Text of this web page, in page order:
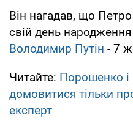
Він нагадав, що
свій день
Володимир Путін - 7
Читайте: Порошенко і
домовитися тільки
експерт